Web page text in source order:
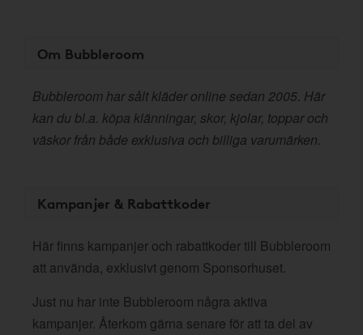
Om Bubbleroom
Bubbleroom har sålt kläder online sedan 2005. Här
kan du bl.a. köpa klänningar, skor, kjolar, toppar och
väskor från både exklusiva och billiga varumärken.
Kampanjer & Rabattkoder
Här finns kampanjer och rabattkoder till Bubbleroom
att använda, exklusivt genom Sponsorhuset.
Just nu har inte Bubbleroom några aktiva
kampanjer. Återkom gärna senare för att ta del av